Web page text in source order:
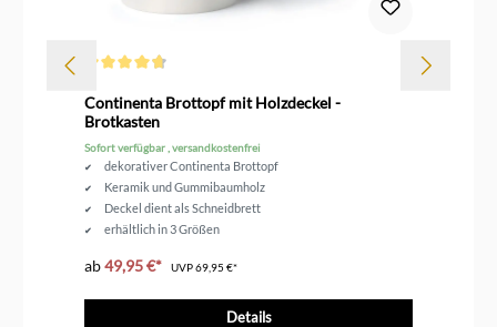
Continenta Brottopf mit Holzdeckel -
Brotkasten
Sofort verfügbar , versandkostenfrei
dekorativer Continenta Brottopf
Keramik und Gummibaumholz
Deckel dient als Schneidbrett
erhältlich in 3 Größen
ab49,95 €* UVP69,95 €*
Details